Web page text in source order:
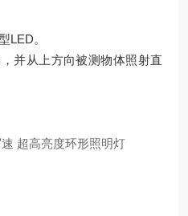
LED。
并从上方向被测物体照射直